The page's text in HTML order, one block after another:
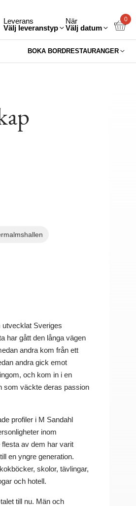
Leverans
Välj leveranstyp
När
Välj datum
0
BOKA BORDRESTAURANGER
utvecklat Sveriges
har gått den långa vägen
andra kom från ett
andra gick emot
och kom in i en
som väckte deras passion
profiler i M Sandahl
inom
av dem har varit
en yngre generation.
skolor, tävlingar,
och hotell.
till nu. Män och